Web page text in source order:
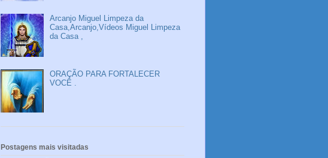
Arcanjo Miguel Limpeza da
Casa,Arcanjo,Vídeos Miguel Limpeza
da Casa ,
ORAÇÃO PARA FORTALECER
VOCÊ .
Postagens mais visitadas